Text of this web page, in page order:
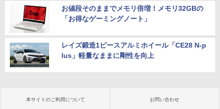
お値段そのままでメモリ倍増！メモリ32GBの
「お得なゲーミングノート」
レイズ鍛造1ピースアルミホイール「CE28 N-p
lus」軽量なままに剛性を向上
本サイトのご利用について お問い合わせ